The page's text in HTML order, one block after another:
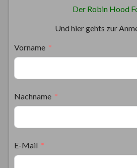
Der Robin Hood
Und hier gehts zur
Vorname
Nachname
E-Mail